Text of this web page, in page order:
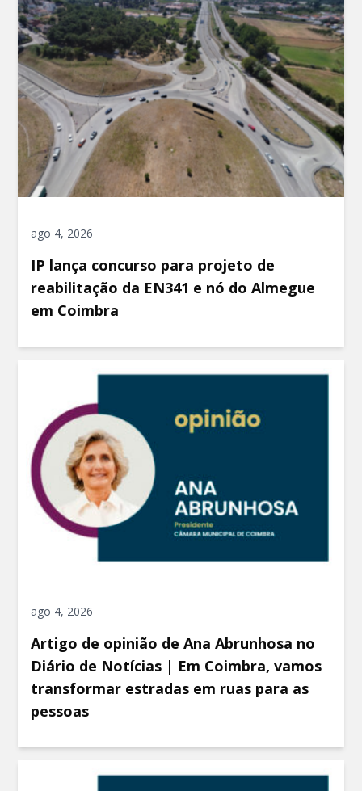
ago 4, 2026
IP lança concurso para projeto de
reabilitação da EN341 e nó do Almegue
em Coimbra
ago 4, 2026
Artigo de opinião de Ana Abrunhosa no
Diário de Notícias | Em Coimbra, vamos
transformar estradas em ruas para as
pessoas